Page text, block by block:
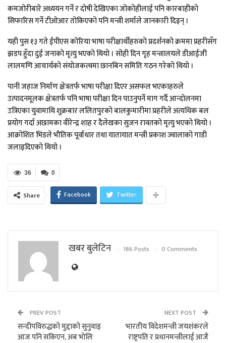
कमजोरीबारे अध्ययन गर्ने र दोषी देखिएका जोकोहीलाई पनि कारबाहीको
सिफारिस गर्ने टीओआर तोकिएको पनि मन्त्री शर्माले जानकारी दिइन् ।
यही पुस १३ गते ईपीएस कोरिया भाषा परीक्षार्थीहरुको प्रदर्शनको क्रममा प्रहरीसँग
झडप हुँदा दुई जनाको मृत्यु भएको थियो । सोही दिन गृह मन्त्रालयले डीआईजी
लालमणि आचार्यको संयोजकत्वमा छानबिन समिति गठन गरेको थियो ।
पानी जहाज निर्माण क्षेत्रतर्फ भाषा परीक्षा दिएर असफल भएकाहरुले
उत्पादनमूलक क्षेत्रतर्फ पनि भाषा परीक्षा दिन पाउनुपर्ने माग गर्दै आन्दोलनमा
उत्रिएका युवामाथि शुक्रबार ललितपुरको बालकुमारीमा प्रहरीले अत्यधिक बल
प्रयोग गर्दा अछामका वीरेन्द्र शाह र दैलेखका सुजन रावतको मृत्यु भएको थियो ।
आक्रोशित भिडले भौतिक पूर्वाधार तथा यातायात मन्त्री प्रकाश ज्वालाको गाडी
जलाइदिएको थियो ।
0
36
Share Facebook Twitter
खबर बुलेटिन 186 Posts 0 Comments
PREV POST
सन्दीपविरुद्धको मुद्दाको सुनुवाइ
आज पनि सकिएन, अब भोलि
NEXT POST
भारतीय विदेशमन्त्री जयशंकरले
राष्ट्रपति र प्रधानमन्त्रीलाई आजै